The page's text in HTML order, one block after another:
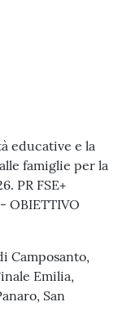
educative e la
famiglie per la
PR FSE+
OBIETTIVO
Camposanto,
Emilia,
San